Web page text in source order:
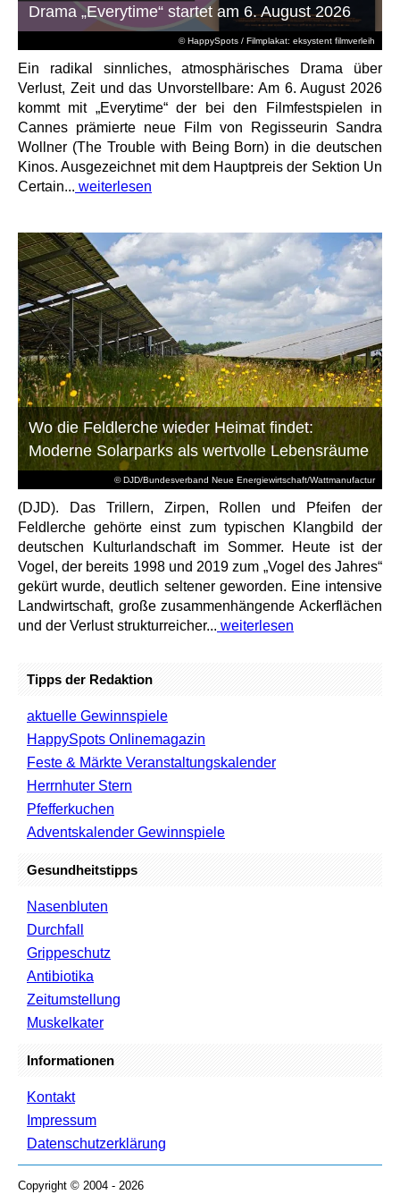
© HappySpots / Filmplakat: eksystent filmverleih
Drama „Everytime“ startet am 6. August 2026
Ein radikal sinnliches, atmosphärisches Drama über
Verlust, Zeit und das Unvorstellbare: Am 6. August 2026
kommt mit „Everytime“ der bei den Filmfestspielen in
Cannes prämierte neue Film von Regisseurin Sandra
Wollner (The Trouble with Being Born) in die deutschen
Kinos. Ausgezeichnet mit dem Hauptpreis der Sektion Un
Certain... weiterlesen
© DJD/Bundesverband Neue Energiewirtschaft/Wattmanufactur
Wo die Feldlerche wieder Heimat findet:
Moderne Solarparks als wertvolle Lebensräume
(DJD). Das Trillern, Zirpen, Rollen und Pfeifen der
Feldlerche gehörte einst zum typischen Klangbild der
deutschen Kulturlandschaft im Sommer. Heute ist der
Vogel, der bereits 1998 und 2019 zum „Vogel des Jahres“
gekürt wurde, deutlich seltener geworden. Eine intensive
Landwirtschaft, große zusammenhängende Ackerflächen
und der Verlust strukturreicher... weiterlesen
Tipps der Redaktion
aktuelle Gewinnspiele
HappySpots Onlinemagazin
Feste & Märkte Veranstaltungskalender
Herrnhuter Stern
Pfefferkuchen
Adventskalender Gewinnspiele
Gesundheitstipps
Nasenbluten
Durchfall
Grippeschutz
Antibiotika
Zeitumstellung
Muskelkater
Informationen
Kontakt
Impressum
Datenschutzerklärung
Copyright © 2004 - 2026